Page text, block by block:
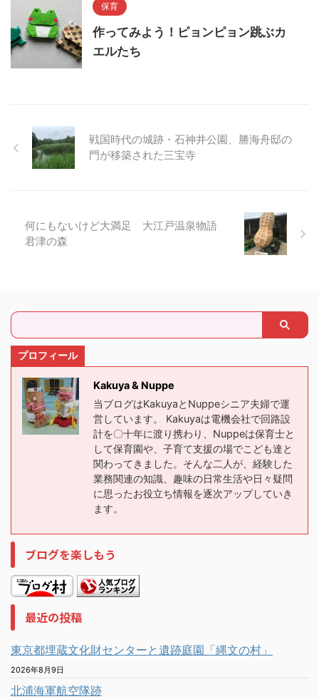
保育
作ってみよう！ピョンピョン跳ぶカ
エルたち
戦国時代の城跡・石神井公園、勝海舟邸の
門が移築された三宝寺
何にもないけど大満足 大江戸温泉物語
君津の森
プロフィール
Kakuya & Nuppe
当ブログはKakuyaとNuppeシニア夫婦で運
営しています。 Kakuyaは電機会社で回路設
計を〇十年に渡り携わり、Nuppeは保育士と
して保育園や、子育て支援の場でこども達と
関わってきました。そんな二人が、経験した
業務関連の知識、趣味の日常生活や日々疑問
に思ったお役立ち情報を逐次アップしていき
ます。
ブログを楽しもう
最近の投稿
東京都埋蔵文化財センターと遺跡庭園「縄文の村」
2026年8月9日
北浦海軍航空隊跡